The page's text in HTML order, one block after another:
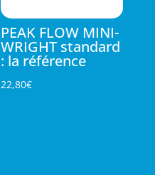
PEAK FLOW MINI-
WRIGHT standard
: la référence
22,80€